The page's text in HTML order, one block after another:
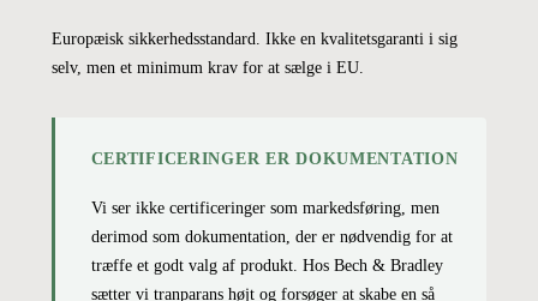
Europæisk sikkerhedsstandard. Ikke en kvalitetsgaranti i sig
selv, men et minimum krav for at sælge i EU.
CERTIFICERINGER ER DOKUMENTATION
Vi ser ikke certificeringer som markedsføring, men
derimod som dokumentation, der er nødvendig for at
træffe et godt valg af produkt. Hos Bech & Bradley
sætter vi tranparans højt og forsøger at skabe en så